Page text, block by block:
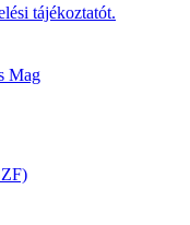
tájékoztatót.
Mag